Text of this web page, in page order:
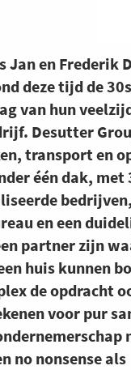
Jan en Frederik
deze tijd de
van hun
Desutter
transport en
één dak, met
en een
partner zijn
huis kunnen
de opdracht
voor pur
no nonsense als